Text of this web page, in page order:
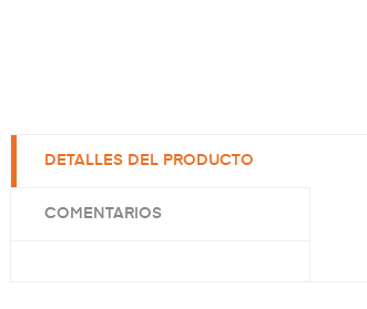
DETALLES DEL PRODUCTO
COMENTARIOS